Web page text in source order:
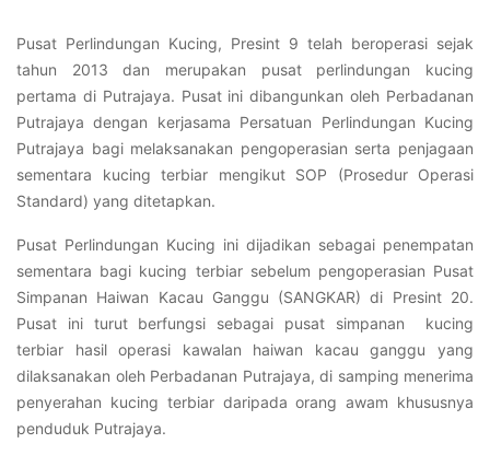
Pusat Perlindungan Kucing, Presint 9 telah beroperasi sejak
tahun 2013 dan merupakan pusat perlindungan kucing
pertama di Putrajaya. Pusat ini dibangunkan oleh Perbadanan
Putrajaya dengan kerjasama Persatuan Perlindungan Kucing
Putrajaya bagi melaksanakan pengoperasian serta penjagaan
sementara kucing terbiar mengikut SOP (Prosedur Operasi
Standard) yang ditetapkan.
Pusat Perlindungan Kucing ini dijadikan sebagai penempatan
sementara bagi kucing terbiar sebelum pengoperasian Pusat
Simpanan Haiwan Kacau Ganggu (SANGKAR) di Presint 20.
Pusat ini turut berfungsi sebagai pusat simpanan kucing
terbiar hasil operasi kawalan haiwan kacau ganggu yang
dilaksanakan oleh Perbadanan Putrajaya, di samping menerima
penyerahan kucing terbiar daripada orang awam khususnya
penduduk Putrajaya.